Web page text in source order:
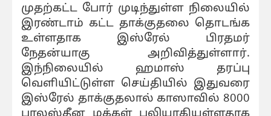
முதற்கட்ட போர் முடிந்துள்ள நிலையில்
இரண்டாம் கட்ட தாக்குதலை தொடங்க
உள்ளதாக இஸ்ரேல் பிரதமர்
நேதன்யாகு அறிவித்துள்ளார்.
இந்நிலையில் ஹமாஸ் தரப்பு
வெளியிட்டுள்ள செய்தியில் இதுவரை
இஸ்ரேல் தாக்குதலால் காஸாவில் 8000